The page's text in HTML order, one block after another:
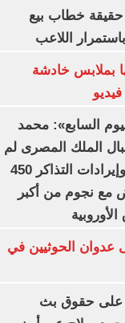
خطاب بيع
اللاعب
بملابس خادشة
السابع»: محمد
الملك المصرى لم
تشهده تركيا منذ سنوات.. وإيرادات التذاكر 450
مع نجوم من أكبر
عدوان الحوثيين في
على حقوق بث